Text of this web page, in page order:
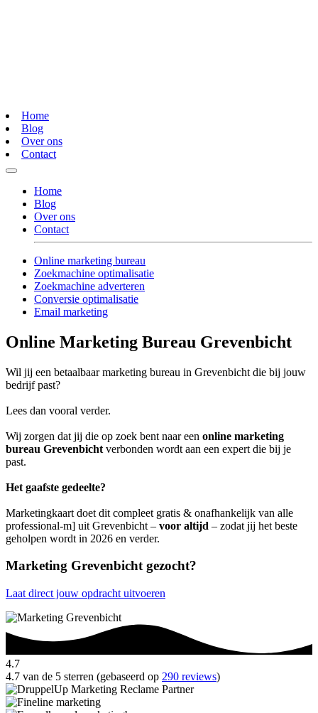
Home
Blog
Over ons
Contact
Home
Blog
Over ons
Contact
Online marketing bureau
Zoekmachine optimalisatie
Zoekmachine adverteren
Conversie optimalisatie
Email marketing
Online Marketing Bureau Grevenbicht
Wil jij een betaalbaar marketing bureau in Grevenbicht die bij jouw
bedrijf past?
Lees dan vooral verder.
Wij zorgen dat jij die op zoek bent naar een online marketing
bureau Grevenbicht verbonden wordt aan een expert die bij je
past.
Het gaafste gedeelte?
Marketingkaart doet dit compleet gratis & onafhankelijk van alle
professional-m] uit Grevenbicht – voor altijd – zodat jij het beste
geholpen wordt in 2026 en verder.
Marketing Grevenbicht gezocht?
Laat direct jouw opdracht uitvoeren
4.7
4.7 van de 5 sterren (gebaseerd op 290 reviews)